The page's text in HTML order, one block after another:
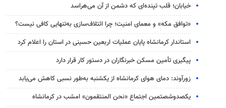
خیابان؛ قلب تپنده‌ای که دشمن از آن می‌هراسد
«توافق مکه» و معمای امنیت؛ چرا ائتلاف‌سازی به‌تنهایی کافی نیست؟
استاندار کرمانشاه پایان عملیات اربعین حسینی در استان را اعلام کرد
پیگیری تأمین مسکن خبرنگاران در دستور کار قرار دارد
زورآوند: دمای هوای کرمانشاه از یکشنبه به‌طور نسبی کاهش می‌یابد
یکصدوشصتمین اجتماع «نحن المنتقمون» امشب در کرمانشاه